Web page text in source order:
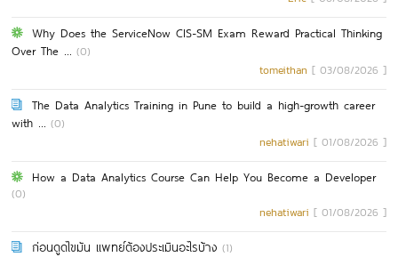
Why Does the ServiceNow CIS-SM Exam Reward Practical Thinking
Over The ... (0)
tomeithan [ 03/08/2026 ]
The Data Analytics Training in Pune to build a high-growth career
with ... (0)
nehatiwari [ 01/08/2026 ]
How a Data Analytics Course Can Help You Become a Developer
(0)
nehatiwari [ 01/08/2026 ]
ก่อนดูดไขมัน แพทย์ต้องประเมินอะไรบ้าง (1)